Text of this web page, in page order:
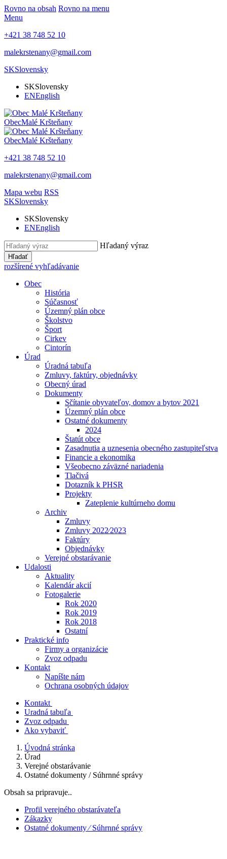
Rovno na obsah Rovno na menu
Menu
+421 38 748 52 10
malekrstenany@gmail.com
SKSlovensky
SKSlovensky
ENEnglish
ObecMalé Kršteňany
ObecMalé Kršteňany
+421 38 748 52 10
malekrstenany@gmail.com
Mapa webu RSS
SKSlovensky
SKSlovensky
ENEnglish
Hľadaný výraz
Hľadať
rozšírené vyhľadávanie
Obec
História
Súčasnosť
Územný plán obce
Školstvo
Šport
Cirkev
Cintorín
Úrad
Úradná tabuľa
Zmluvy, faktúry, objednávky
Obecný úrad
Dokumenty
Sčítanie obyvateľov, domov a bytov 2021
Územný plán obce
Ostatné dokumenty
2024
Štatút obce
Zasadnutia a uznesenia obecného zastupiteľstva
Financie a ekonomika
Všeobecno záväzné nariadenia
Tlačivá
Dotazník k PHSR
Projekty
Zateplenie kultúrneho domu
Archiv
Zmluvy
Zmluvy 2022⁄2023
Faktúry
Objednávky
Verejné obstarávanie
Udalosti
Aktuality
Kalendár akcií
Fotogalerie
Rok 2020
Rok 2019
Rok 2018
Ostatní
Praktické info
Firmy a organizácie
Zvoz odpadu
Kontakt
Napíšte nám
Ochrana osobných údajov
Kontakt
Uradná tabuľa
Zvoz odpadu
Ako vybaviť
Úvodná stránka
Úrad
Verejné obstarávanie
Ostatné dokumenty / Súhrnné správy
Obsah sa pripravuje..
Profil verejného obstarávateľa
Zákazky
Ostatné dokumenty ⁄ Súhrnné správy